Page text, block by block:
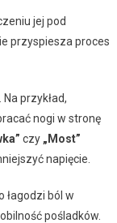
jej pod
przyspiesza proces
przykład,
nogi w stronę
czy „Most”
napięcie.
łagodzi ból w
pośladków.